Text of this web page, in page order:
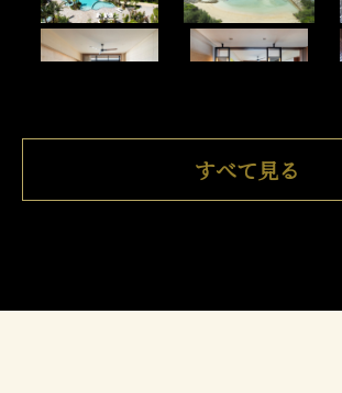
すべて見る